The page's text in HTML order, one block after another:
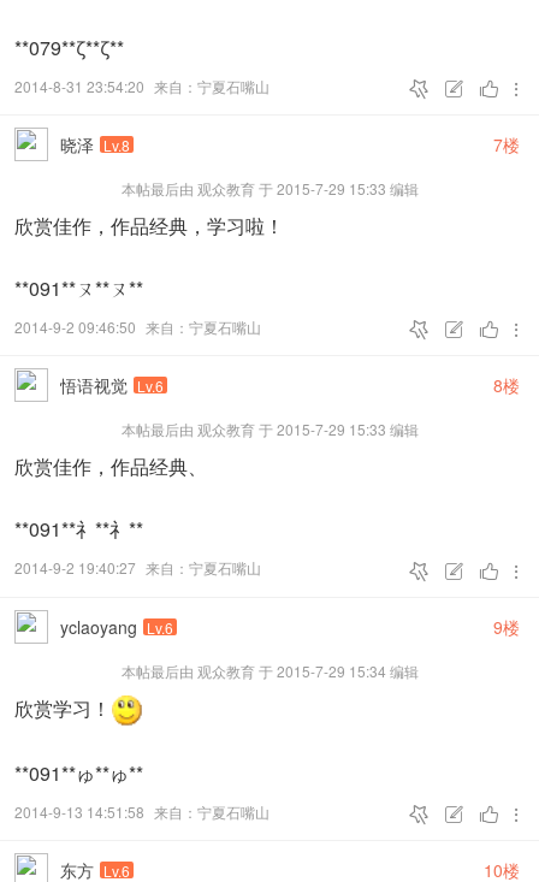
黑白自由组——PSA金奖
黑白自由组——NCC金奖
**079**ζ**ζ**
2014-8-31 23:54:20 来自：宁夏石嘴山   

晓泽 Lv.8 7楼
本帖最后由 观众教育 于 2015-7-29 15:33 编辑
欣赏佳作，作品经典，学习啦！
**091**ㄡ**ㄡ**
2014-9-2 09:46:50 来自：宁夏石嘴山   

悟语视觉 Lv.6 8楼
本帖最后由 观众教育 于 2015-7-29 15:33 编辑
欣赏佳作，作品经典、
**091**礻**礻**
2014-9-2 19:40:27 来自：宁夏石嘴山   

yclaoyang Lv.6 9楼
本帖最后由 观众教育 于 2015-7-29 15:34 编辑
欣赏学习！
**091**ゅ**ゅ**
2014-9-13 14:51:58 来自：宁夏石嘴山   

东方 Lv.6 10楼